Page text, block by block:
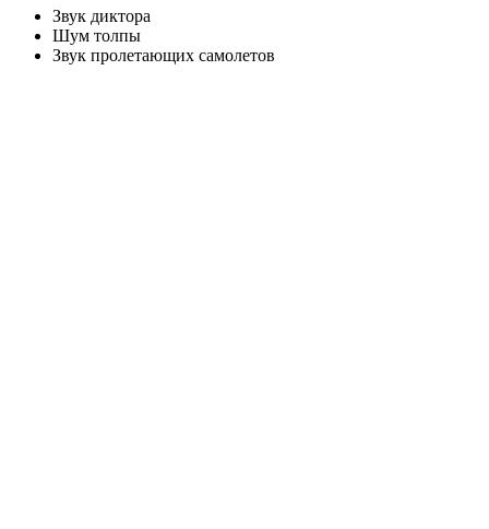
Звук диктора
Шум толпы
Звук пролетающих самолетов